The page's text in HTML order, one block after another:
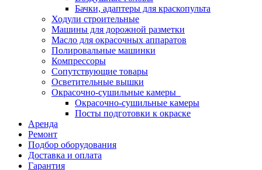
Бачки, адаптеры для краскопульта
Ходули строительные
Машины для дорожной разметки
Масло для окрасочных аппаратов
Полировальные машинки
Компрессоры
Сопутствующие товары
Осветительные вышки
Окрасочно-сушильные камеры
Окрасочно-сушильные камеры
Посты подготовки к окраске
Аренда
Ремонт
Подбор оборудования
Доставка и оплата
Гарантия